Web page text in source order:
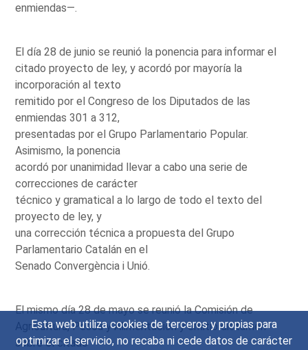
Esta web utiliza cookies de terceros y propias para
optimizar el servicio, no recaba ni cede datos de carácter
enmiendas—.
El día 28 de junio se reunió la ponencia para informar el
citado proyecto de ley, y acordó por mayoría la
incorporación al texto
remitido por el Congreso de los Diputados de las
enmiendas 301 a 312,
presentadas por el Grupo Parlamentario Popular.
Asimismo, la ponencia
acordó por unanimidad llevar a cabo una serie de
correcciones de carácter
técnico y gramatical a lo largo de todo el texto del
proyecto de ley, y
una corrección técnica a propuesta del Grupo
Parlamentario Catalán en el
Senado Convergència i Unió.
El mismo día 28 de mayo se reunió la Comisión de
Agricultura, Pesca y Alimentación y emitió dictamen
sobre el citado